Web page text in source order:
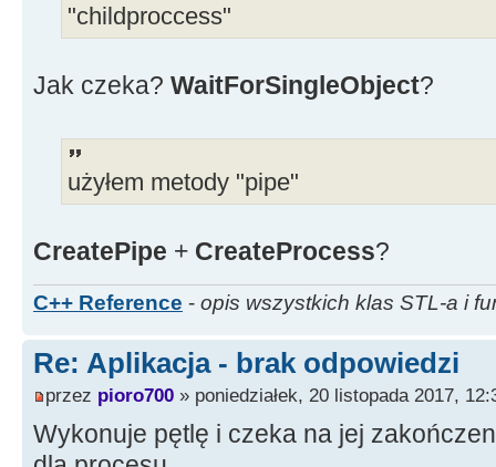
"childproccess"
Jak czeka? WaitForSingleObject?
użyłem metody "pipe"
CreatePipe + CreateProcess?
C++ Reference - opis wszystkich klas STL-a i
Re: Aplikacja - brak odpowiedzi
przez pioro700 » poniedziałek, 20 listopada 2017,
Wykonuje pętlę i czeka na jej